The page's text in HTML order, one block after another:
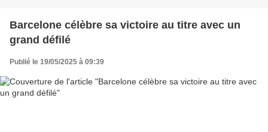
Barcelone célèbre sa victoire au titre avec un
grand défilé
Publié le 19/05/2025 à 09:39